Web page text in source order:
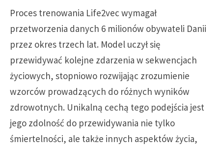
Proces trenowania Life2vec wymagał
przetworzenia danych 6 milionów obywateli Danii
przez okres trzech lat. Model uczył się
przewidywać kolejne zdarzenia w sekwencjach
życiowych, stopniowo rozwijając zrozumienie
wzorców prowadzących do różnych wyników
zdrowotnych. Unikalną cechą tego podejścia jest
jego zdolność do przewidywania nie tylko
śmiertelności, ale także innych aspektów życia,